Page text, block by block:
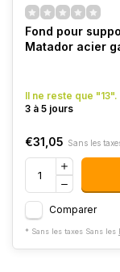
Fond pour
Matador acier
Il ne reste que "13".
3 à 5 jours
€31,05 Sans les
Comparer
* Sans les taxes Sans les